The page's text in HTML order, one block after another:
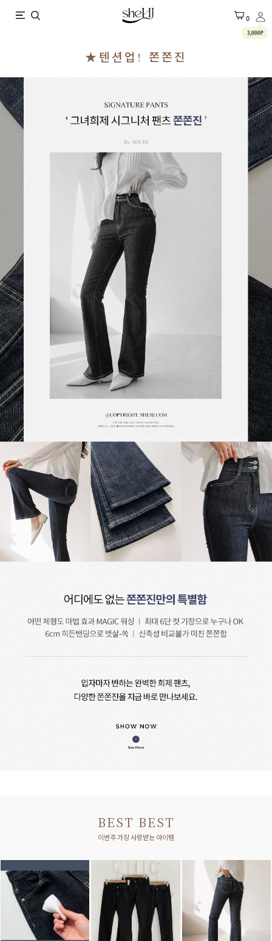
X 0
3,000P
★텐션업! 쫀쫀진
BEST BEST
이번주 가장 사랑받는 아이템